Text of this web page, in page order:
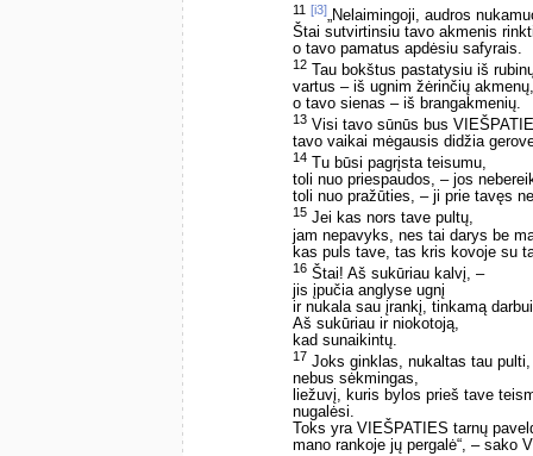
11 [i3]„Nelaimingoji, audros
Štai sutvirtinsiu tavo akmenis
o tavo pamatus apdėsiu safyrais.
12 Tau bokštus pastatysiu iš
vartus – iš ugnim žėrinčių akmenų,
o tavo sienas – iš brangakmenių.
13 Visi tavo sūnūs bus
tavo vaikai mėgausis didžia
14 Tu būsi pagrįsta teisumu,
toli nuo priespaudos, – jos
toli nuo pražūties, – ji prie tavęs
15 Jei kas nors tave pultų,
jam nepavyks, nes tai darys be
kas puls tave, tas kris kovoje su
16 Štai! Aš sukūriau kalvį, –
jis įpučia anglyse ugnį
ir nukala sau įrankį, tinkamą
Aš sukūriau ir niokotoją,
kad sunaikintų.
17 Joks ginklas, nukaltas tau pulti,
nebus sėkmingas,
liežuvį, kuris bylos prieš tave
nugalėsi.
Toks yra VIEŠPATIES tarnų
mano rankoje jų pergalė“, – sako